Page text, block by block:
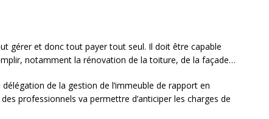
gérer et donc tout payer tout seul. Il doit être capable
notamment la rénovation de la toiture, de la façade…
de la gestion de l’immeuble de rapport en
professionnels va permettre d’anticiper les charges de